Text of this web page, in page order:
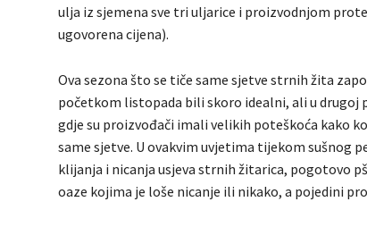
ulja iz sjemena sve tri uljarice i proizvodnjom
ugovorena cijena).
Ova sezona što se tiče same sjetve strnih žita
početkom listopada bili skoro idealni, ali u drugoj
gdje su proizvođači imali velikih poteškoća kako
same sjetve. U ovakvim uvjetima tijekom sušnog
klijanja i nicanja usjeva strnih žitarica, pogotovo
oaze kojima je loše nicanje ili nikako, a pojedini